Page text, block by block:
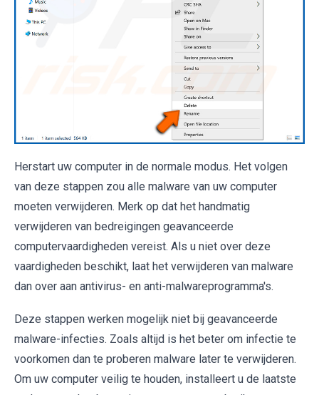
Herstart uw computer in de normale modus. Het volgen
van deze stappen zou alle malware van uw computer
moeten verwijderen. Merk op dat het handmatig
verwijderen van bedreigingen geavanceerde
computervaardigheden vereist. Als u niet over deze
vaardigheden beschikt, laat het verwijderen van malware
dan over aan antivirus- en anti-malwareprogramma's.
Deze stappen werken mogelijk niet bij geavanceerde
malware-infecties. Zoals altijd is het beter om infectie te
voorkomen dan te proberen malware later te verwijderen.
Om uw computer veilig te houden, installeert u de laatste